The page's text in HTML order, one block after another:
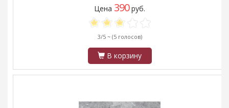
Цена 390руб.
3/5 ~ (5 голосов)
В корзину